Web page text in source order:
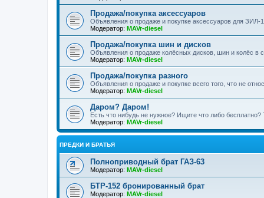
Продажа/покупка аксессуаров
Объявления о продаже и покупке аксессуаров для ЗИЛ-
Модератор: MAVr-diesel
Продажа/покупка шин и дисков
Объявления о продаже колёсных дисков, шин и колёс в
Модератор: MAVr-diesel
Продажа/покупка разного
Объявления о продаже и покупке всего того, что не
Модератор: MAVr-diesel
Даром? Даром!
Есть что нибудь не нужное? Ищите что либо бесплатно?
Модератор: MAVr-diesel
ПРЕДКИ И БРАТЬЯ
Полноприводный брат ГАЗ-63
Модератор: MAVr-diesel
БТР-152 бронированный брат
Модератор: MAVr-diesel